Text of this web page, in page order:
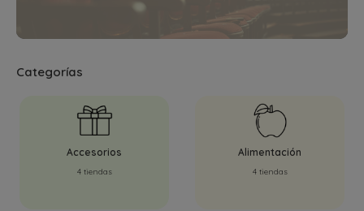
Categorías
Accesorios
4 tiendas
Alimentación
4 tiendas